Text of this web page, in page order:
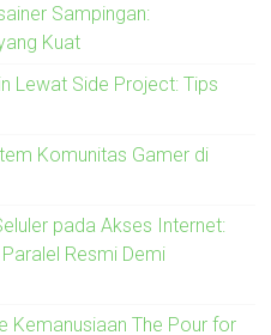
Sampingan:
Kuat
Lewat Side Project: Tips
Komunitas Gamer di
pada Akses Internet:
Resmi Demi
Kemanusiaan The Pour for